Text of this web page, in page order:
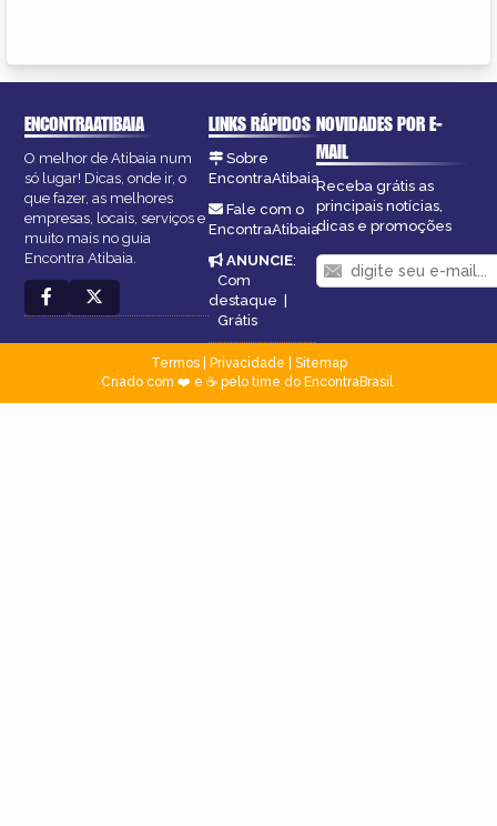
ENCONTRAATIBAIA
O melhor de Atibaia num
só lugar! Dicas, onde ir, o
que fazer, as melhores
empresas, locais, serviços e
muito mais no guia
Encontra Atibaia.
LINKS RÁPIDOS
Sobre
EncontraAtibaia
Fale com o
EncontraAtibaia
ANUNCIE:
Com
destaque
Grátis
NOVIDADES POR E-
MAIL
Receba grátis as
principais notícias,
dicas e promoções
Termos| Privacidade
Sitemap
Criado com ❤️ e ☕ pelo time do EncontraBrasil